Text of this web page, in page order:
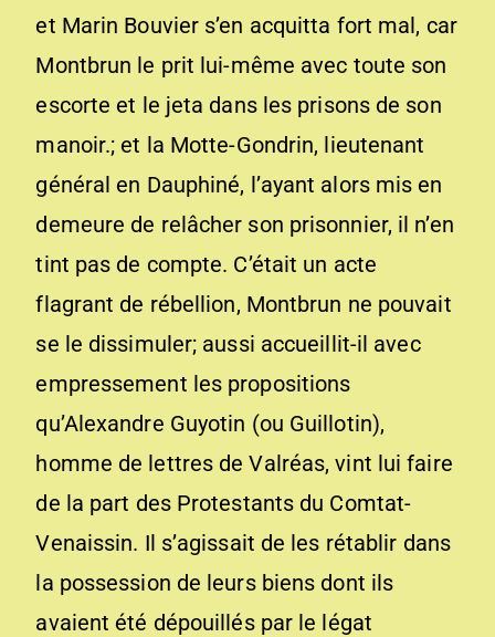
et Marin Bouvier s’en acquitta fort mal, car
Montbrun le prit lui-même avec toute son
escorte et le jeta dans les prisons de son
manoir.; et la Motte-Gondrin, lieutenant
général en Dauphiné, l’ayant alors mis en
demeure de relâcher son prisonnier, il n’en
tint pas de compte. C’était un acte
flagrant de rébellion, Montbrun ne pouvait
se le dissimuler; aussi accueillit-il avec
empressement les propositions
qu’Alexandre Guyotin (ou Guillotin),
homme de lettres de Valréas, vint lui faire
de la part des Protestants du Comtat-
Venaissin. Il s’agissait de les rétablir dans
la possession de leurs biens dont ils
avaient été dépouillés par le légat